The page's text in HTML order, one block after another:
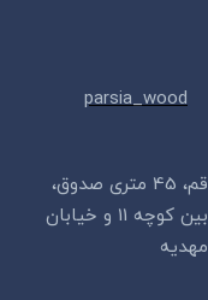
​قم، 45 متری صدوق،
بین کوچه 11 و خیابان
مهدیه
parsia_wood